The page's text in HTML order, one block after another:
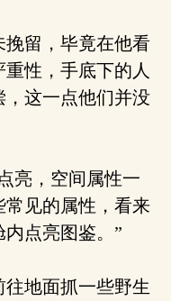
留，毕竟在他看
性，手底下的人
这一点他们并没
亮，空间属性一
常见的属性，看来
点亮图鉴。”
地面抓一些野生